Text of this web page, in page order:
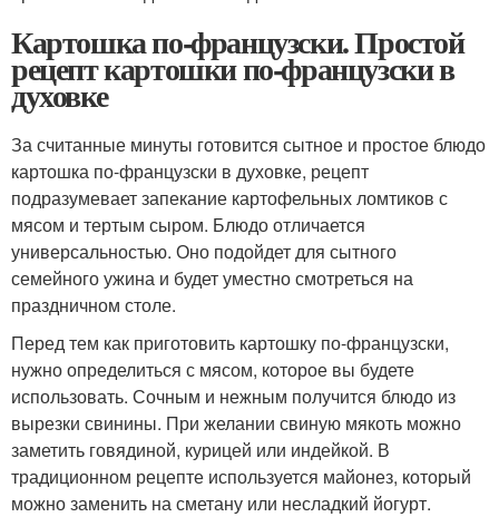
Картошка по-французски. Простой
рецепт картошки по-французски в
духовке
За считанные минуты готовится сытное и простое блюдо
картошка по-французски в духовке, рецепт
подразумевает запекание картофельных ломтиков с
мясом и тертым сыром. Блюдо отличается
универсальностью. Оно подойдет для сытного
семейного ужина и будет уместно смотреться на
праздничном столе.
Перед тем как приготовить картошку по-французски,
нужно определиться с мясом, которое вы будете
использовать. Сочным и нежным получится блюдо из
вырезки свинины. При желании свиную мякоть можно
заметить говядиной, курицей или индейкой. В
традиционном рецепте используется майонез, который
можно заменить на сметану или несладкий йогурт.